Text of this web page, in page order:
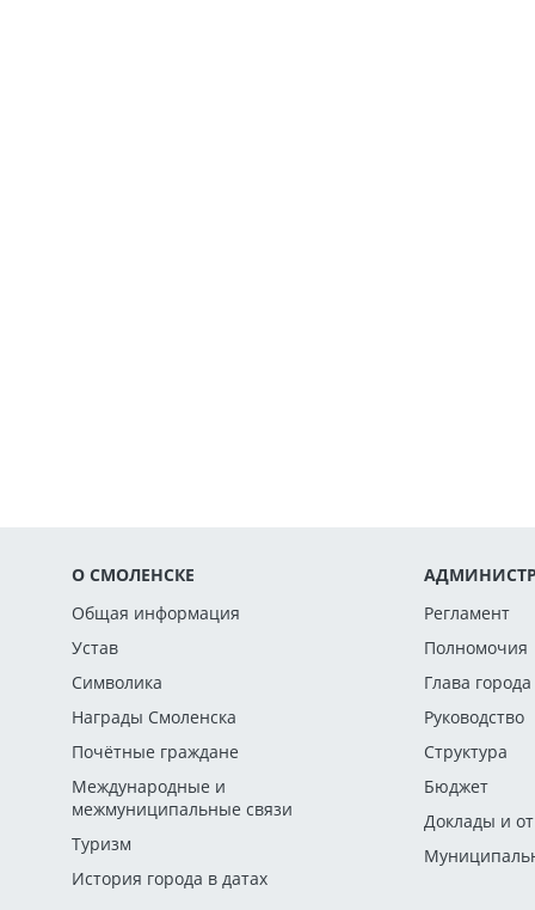
О СМОЛЕНСКЕ
Общая информация
Устав
Символика
Награды Смоленска
Почётные граждане
Международные и
межмуниципальные связи
Туризм
История города в датах
Регламент
Полномочия
Глава города
Руководство
Структура
Бюджет
Доклады и